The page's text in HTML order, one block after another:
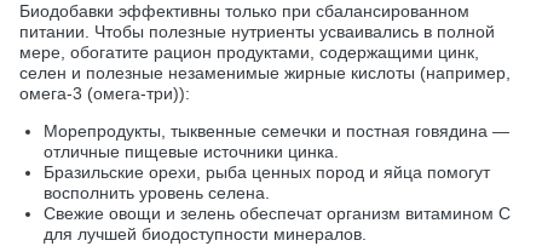
Биодобавки эффективны только при сбалансированном
питании. Чтобы полезные нутриенты усваивались в полной
мере, обогатите рацион продуктами, содержащими цинк,
селен и полезные незаменимые жирные кислоты (например,
омега-3 (омега-три)):
Морепродукты, тыквенные семечки и постная говядина —
отличные пищевые источники цинка.
Бразильские орехи, рыба ценных пород и яйца помогут
восполнить уровень селена.
Свежие овощи и зелень обеспечат организм витамином С
для лучшей биодоступности минералов.